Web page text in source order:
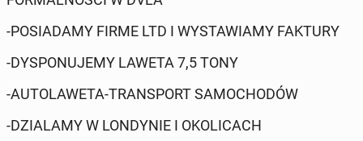
-POSIADAMY FIRME LTD I WYSTAWIAMY FAKTURY
-DYSPONUJEMY LAWETA 7,5 TONY
-AUTOLAWETA-TRANSPORT SAMOCHODÓW
-DZIALAMY W LONDYNIE I OKOLICACH